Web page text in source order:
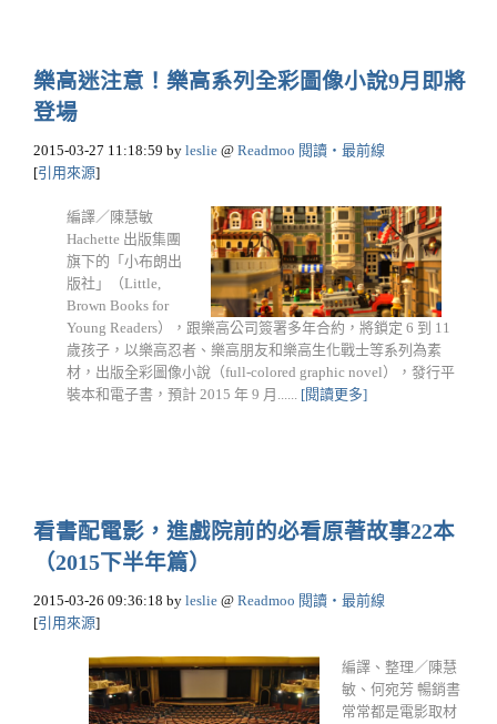
樂高迷注意！樂高系列全彩圖像小說9月即將
登場
2015-03-27 11:18:59 by leslie @ Readmoo 閱讀‧最前線
[引用來源]
編譯／陳慧敏
Hachette 出版集團
旗下的「小布朗出
版社」（Little,
Brown Books for
Young Readers），跟樂高公司簽署多年合約，將鎖定 6 到 11
歲孩子，以樂高忍者、樂高朋友和樂高生化戰士等系列為素
材，出版全彩圖像小說（full-colored graphic novel），發行平
裝本和電子書，預計 2015 年 9 月...... [閱讀更多]
看書配電影，進戲院前的必看原著故事22本
（2015下半年篇）
2015-03-26 09:36:18 by leslie @ Readmoo 閱讀‧最前線
[引用來源]
編譯、整理／陳慧
敏、何宛芳 暢銷書
常常都是電影取材